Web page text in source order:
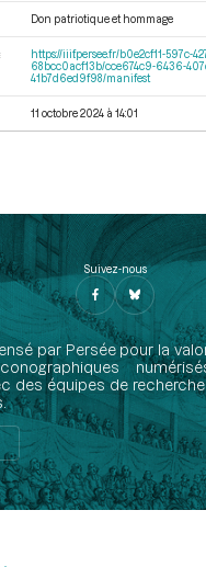
Don patriotique et hommage
https://iiif.persee.fr/b0e2cf11-597c-
68bcc0acf13b/cce674c9-6436-
41b7d6ed9f98/manifest
11 octobre 2024 à 14:01
Suivez-nous
par Persée pour la
des équipes de